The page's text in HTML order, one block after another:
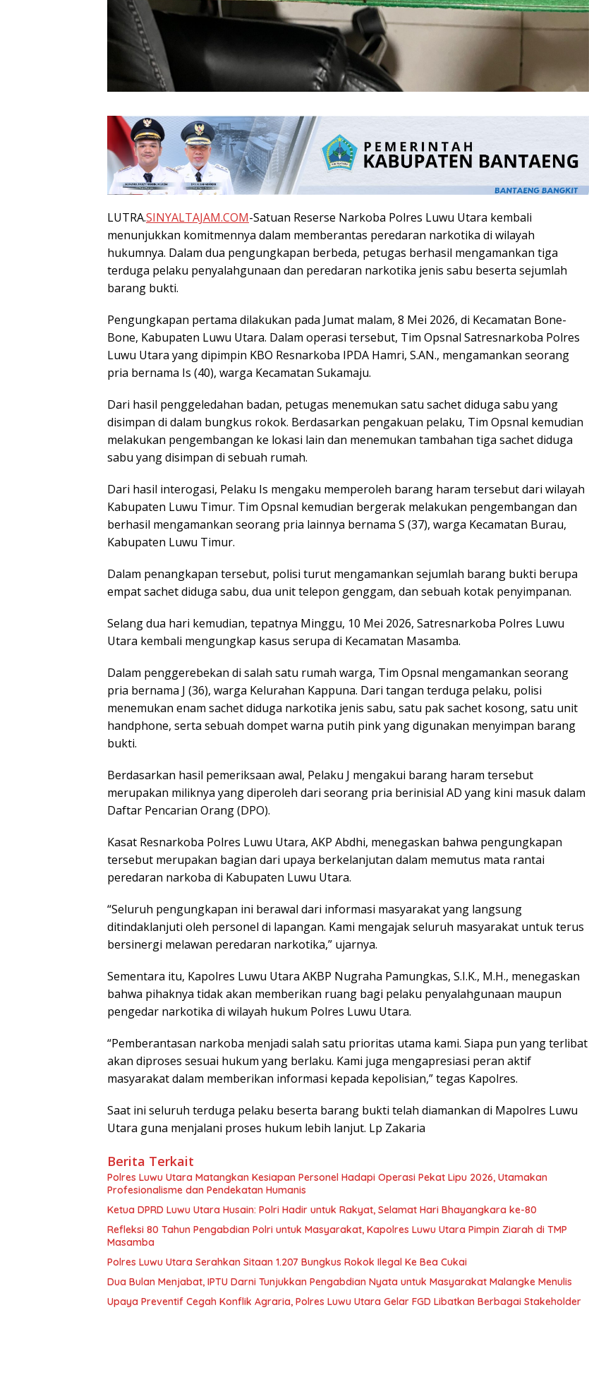
LUTRA.SINYALTAJAM.COM-Satuan Reserse Narkoba Polres Luwu Utara kembali
menunjukkan komitmennya dalam memberantas peredaran narkotika di wilayah
hukumnya. Dalam dua pengungkapan berbeda, petugas berhasil mengamankan tiga
terduga pelaku penyalahgunaan dan peredaran narkotika jenis sabu beserta sejumlah
barang bukti.
Pengungkapan pertama dilakukan pada Jumat malam, 8 Mei 2026, di Kecamatan Bone-
Bone, Kabupaten Luwu Utara. Dalam operasi tersebut, Tim Opsnal Satresnarkoba Polres
Luwu Utara yang dipimpin KBO Resnarkoba IPDA Hamri, S.AN., mengamankan seorang
pria bernama Is (40), warga Kecamatan Sukamaju.
Dari hasil penggeledahan badan, petugas menemukan satu sachet diduga sabu yang
disimpan di dalam bungkus rokok. Berdasarkan pengakuan pelaku, Tim Opsnal kemudian
melakukan pengembangan ke lokasi lain dan menemukan tambahan tiga sachet diduga
sabu yang disimpan di sebuah rumah.
Dari hasil interogasi, Pelaku Is mengaku memperoleh barang haram tersebut dari wilayah
Kabupaten Luwu Timur. Tim Opsnal kemudian bergerak melakukan pengembangan dan
berhasil mengamankan seorang pria lainnya bernama S (37), warga Kecamatan Burau,
Kabupaten Luwu Timur.
Dalam penangkapan tersebut, polisi turut mengamankan sejumlah barang bukti berupa
empat sachet diduga sabu, dua unit telepon genggam, dan sebuah kotak penyimpanan.
Selang dua hari kemudian, tepatnya Minggu, 10 Mei 2026, Satresnarkoba Polres Luwu
Utara kembali mengungkap kasus serupa di Kecamatan Masamba.
Dalam penggerebekan di salah satu rumah warga, Tim Opsnal mengamankan seorang
pria bernama J (36), warga Kelurahan Kappuna. Dari tangan terduga pelaku, polisi
menemukan enam sachet diduga narkotika jenis sabu, satu pak sachet kosong, satu unit
handphone, serta sebuah dompet warna putih pink yang digunakan menyimpan barang
bukti.
Berdasarkan hasil pemeriksaan awal, Pelaku J mengakui barang haram tersebut
merupakan miliknya yang diperoleh dari seorang pria berinisial AD yang kini masuk dalam
Daftar Pencarian Orang (DPO).
Kasat Resnarkoba Polres Luwu Utara, AKP Abdhi, menegaskan bahwa pengungkapan
tersebut merupakan bagian dari upaya berkelanjutan dalam memutus mata rantai
peredaran narkoba di Kabupaten Luwu Utara.
“Seluruh pengungkapan ini berawal dari informasi masyarakat yang langsung
ditindaklanjuti oleh personel di lapangan. Kami mengajak seluruh masyarakat untuk terus
bersinergi melawan peredaran narkotika,” ujarnya.
Sementara itu, Kapolres Luwu Utara AKBP Nugraha Pamungkas, S.I.K., M.H., menegaskan
bahwa pihaknya tidak akan memberikan ruang bagi pelaku penyalahgunaan maupun
pengedar narkotika di wilayah hukum Polres Luwu Utara.
“Pemberantasan narkoba menjadi salah satu prioritas utama kami. Siapa pun yang terlibat
akan diproses sesuai hukum yang berlaku. Kami juga mengapresiasi peran aktif
masyarakat dalam memberikan informasi kepada kepolisian,” tegas Kapolres.
Saat ini seluruh terduga pelaku beserta barang bukti telah diamankan di Mapolres Luwu
Utara guna menjalani proses hukum lebih lanjut. Lp Zakaria
Berita Terkait
Polres Luwu Utara Matangkan Kesiapan Personel Hadapi Operasi Pekat Lipu 2026, Utamakan
Profesionalisme dan Pendekatan Humanis
Ketua DPRD Luwu Utara Husain: Polri Hadir untuk Rakyat, Selamat Hari Bhayangkara ke-80
Refleksi 80 Tahun Pengabdian Polri untuk Masyarakat, Kapolres Luwu Utara Pimpin Ziarah di TMP
Masamba
Polres Luwu Utara Serahkan Sitaan 1.207 Bungkus Rokok Ilegal Ke Bea Cukai
Dua Bulan Menjabat, IPTU Darni Tunjukkan Pengabdian Nyata untuk Masyarakat Malangke Menulis
Upaya Preventif Cegah Konflik Agraria, Polres Luwu Utara Gelar FGD Libatkan Berbagai Stakeholder